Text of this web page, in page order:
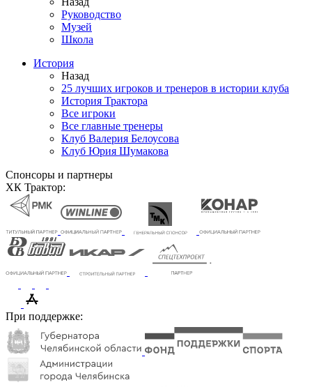
Руководство
Музей
Школа
История
Назад
25 лучших игроков и тренеров в истории клуба
История Трактора
Все игроки
Все главные тренеры
Клуб Валерия Белоусова
Клуб Юрия Шумакова
Спонсоры и партнеры
ХК Трактор:
При поддержке: